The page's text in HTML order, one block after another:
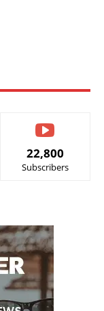
22,800
Subscribers